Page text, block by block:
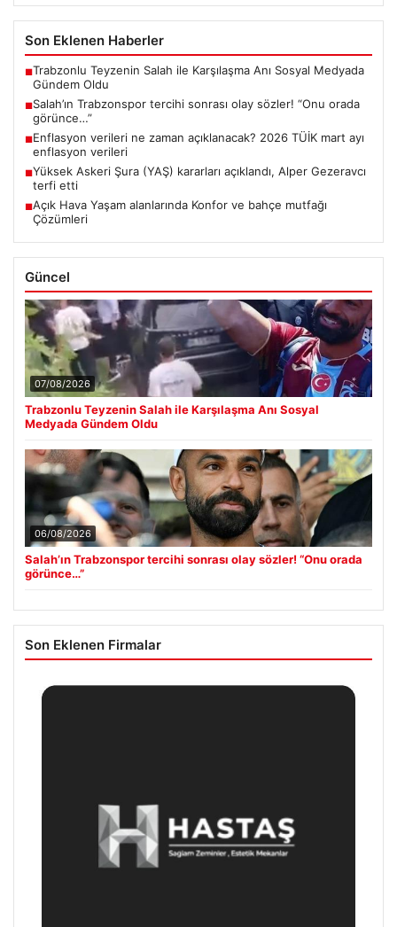
Son Eklenen Haberler
■Trabzonlu Teyzenin Salah ile Karşılaşma Anı Sosyal Medyada
Gündem Oldu
■Salah’ın Trabzonspor tercihi sonrası olay sözler! “Onu orada
görünce…”
■Enflasyon verileri ne zaman açıklanacak? 2026 TÜİK mart ayı
enflasyon verileri
■Yüksek Askeri Şura (YAŞ) kararları açıklandı, Alper Gezeravcı
terfi etti
■Açık Hava Yaşam alanlarında Konfor ve bahçe mutfağı
Çözümleri
Güncel
07/08/2026
Trabzonlu Teyzenin Salah ile Karşılaşma Anı Sosyal
Medyada Gündem Oldu
06/08/2026
Salah’ın Trabzonspor tercihi sonrası olay sözler! “Onu orada
görünce…”
Son Eklenen Firmalar